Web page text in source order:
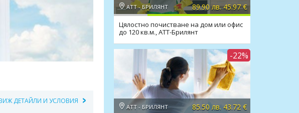
ДЕТАЙЛИ И УСЛОВИЯ
АТТ - БРИЛЯНТ 89.90 лв. 45.97 €
Цялостно почистване на дом или офис
до 120 кв.м., АТТ-Брилянт
-22%
АТТ - БРИЛЯНТ 85.50 лв. 43.72 €